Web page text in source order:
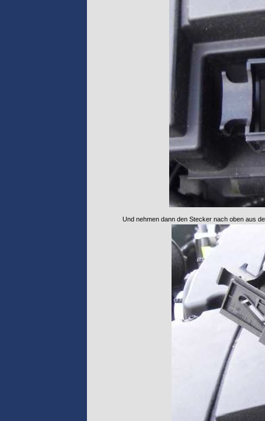
Und nehmen dann den Stecker nach oben aus